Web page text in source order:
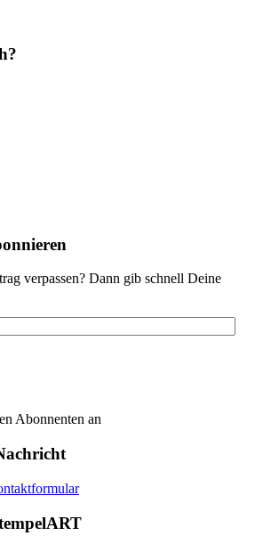
verpassen? Dann gib schnell Deine
Abonnenten an